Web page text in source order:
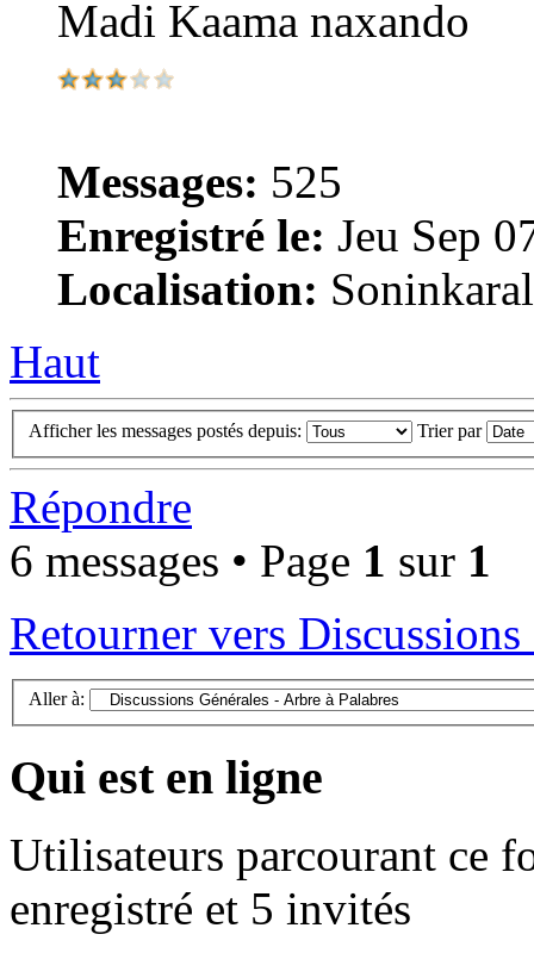
Madi Kaama naxando
Messages: 525
Enregistré le: Jeu Sep
Localisation:
Haut
Afficher les messages postés depuis: Trier par
Répondre
6 messages • Page 1 sur 1
Retourner vers
Aller à:
Qui est en ligne
Utilisateurs parcourant ce
enregistré et 5 invités